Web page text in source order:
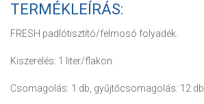
TERMÉKLEÍRÁS:
FRESH padlótisztító/felmosó folyadék.
Kiszerelés: 1 liter/flakon.
Csomagolás: 1 db, gyűjtőcsomagolás: 12 db.